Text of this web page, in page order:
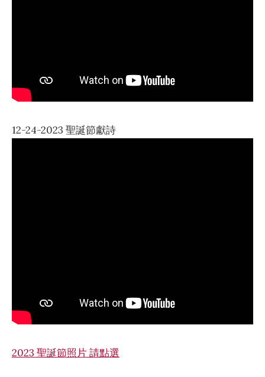
12-24-2023 聖誕節獻詩
2023 聖誕節照片 請點選